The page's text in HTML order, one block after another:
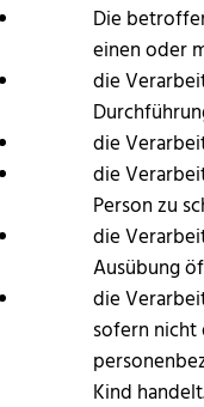
Die
einen oder
die
die
die
Person zu
die
Ausübung
die
sofern nicht
Kind